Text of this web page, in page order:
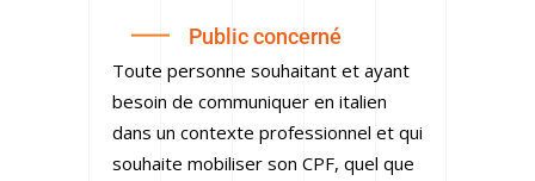
Public concerné
Toute personne souhaitant et ayant
besoin de communiquer en italien
dans un contexte professionnel et qui
souhaite mobiliser son CPF, quel que